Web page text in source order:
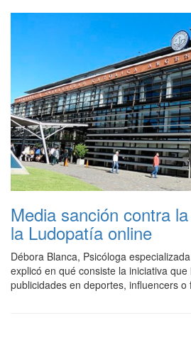
Media sanción contra
la Ludopatía online
Débora Blanca, Psicóloga
explicó en qué consiste la iniciativa
publicidades en deportes, influencers o